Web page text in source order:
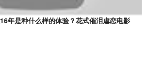
年是种什么样的体验？花式催泪虐恋电影